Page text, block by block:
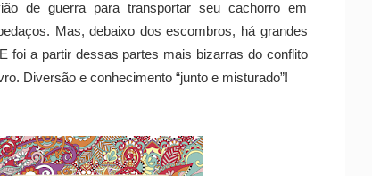
de guerra para transportar seu cachorro em
Mas, debaixo dos escombros, há grandes
foi a partir dessas partes mais bizarras do conflito
Diversão e conhecimento “junto e misturado”!